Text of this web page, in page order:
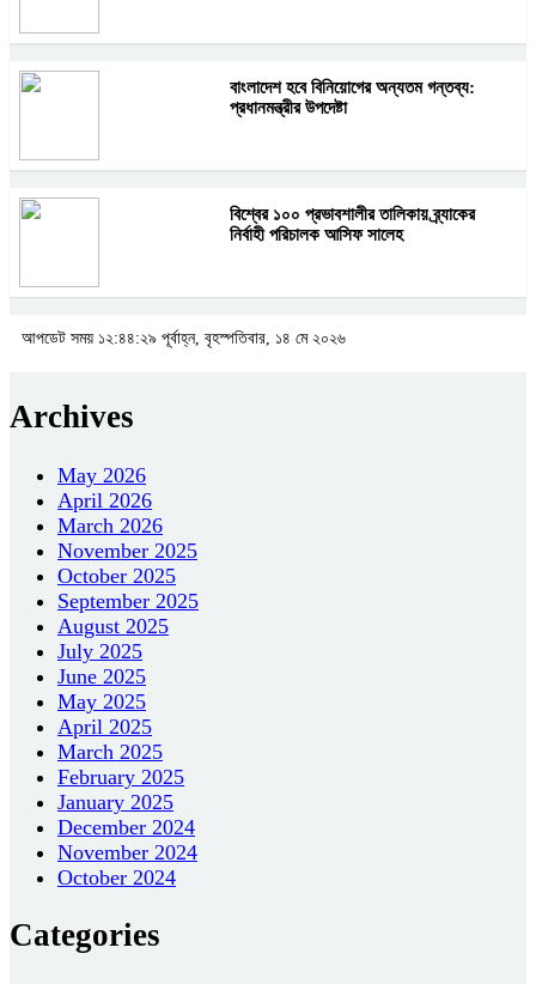
বাংলাদেশ হবে বিনিয়োগের অন্যতম গন্তব্য:
প্রধানমন্ত্রীর উপদেষ্টা
বিশ্বের ১০০ প্রভাবশালীর তালিকায় ব্র্যাকের
নির্বাহী পরিচালক আসিফ সালেহ
আপডেট সময় ১২:৪৪:২৯ পূর্বাহ্ন, বৃহস্পতিবার, ১৪ মে ২০২৬
Archives
May 2026
April 2026
March 2026
November 2025
October 2025
September 2025
August 2025
July 2025
June 2025
May 2025
April 2025
March 2025
February 2025
January 2025
December 2024
November 2024
October 2024
Categories